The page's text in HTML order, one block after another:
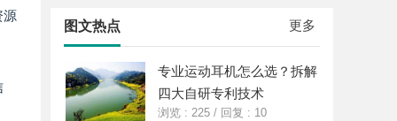
源
更多
图文热点
专业运动耳机怎么选？拆解
四大自研专利技术
浏览 : 225 / 回复 : 10